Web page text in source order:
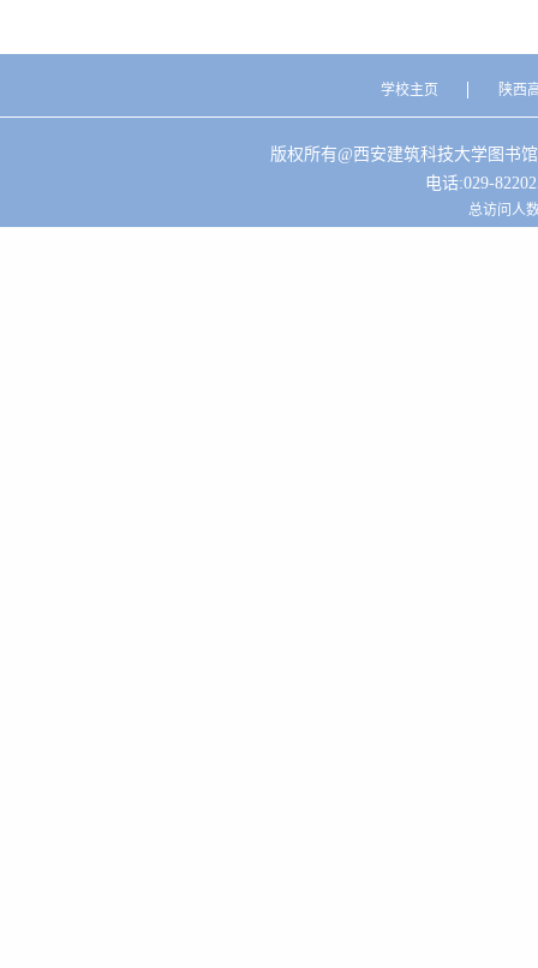
学校主页 陕西
版权所有@西安建筑科技大学图书
电话:029-
总访问人